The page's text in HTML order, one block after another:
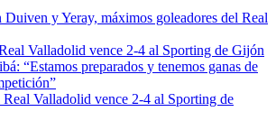
Duiven y Yeray, máximos goleadores del Real
Valladolid vence 2-4 al Sporting de Gijón
“Estamos preparados y tenemos ganas de
Valladolid vence 2-4 al Sporting de